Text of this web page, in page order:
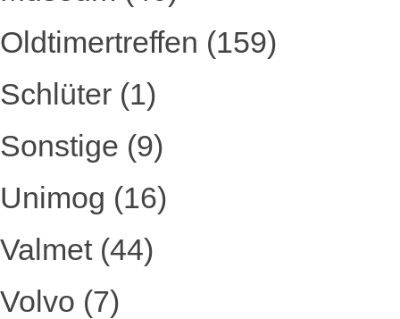
Oldtimertreffen (159)
Schlüter (1)
Sonstige (9)
Unimog (16)
Valmet(44)
Volvo (7)